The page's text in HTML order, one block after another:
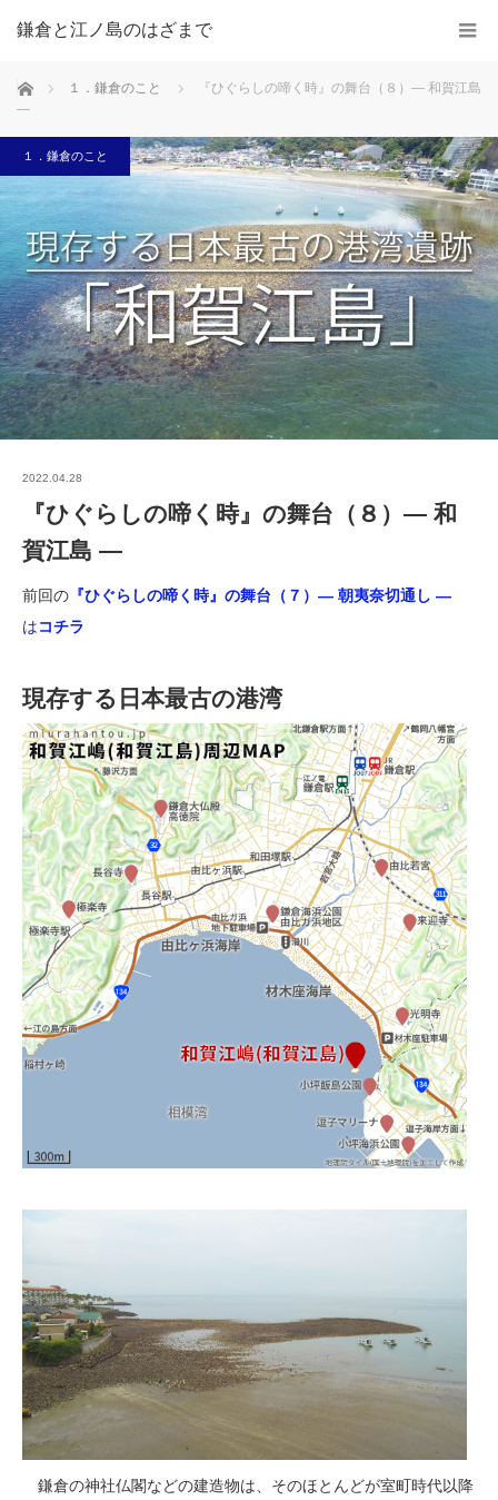
鎌倉と江ノ島のはざまで
ホーム １．鎌倉のこと
『ひぐらしの啼く時』の舞台（８）― 和賀江島
―
１．鎌倉のこと
2022.04.28
『ひぐらしの啼く時』の舞台（８）― 和
賀江島 ―
前回の 『ひぐらしの啼く時』の舞台（７）― 朝夷奈切通し ―
はコチラ
現存する日本最古の港湾
鎌倉の神社仏閣などの建造物は、そのほとんどが室町時代以降